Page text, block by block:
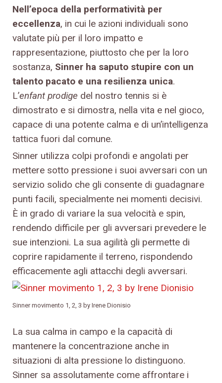
Nell’epoca della performatività per
eccellenza, in cui le azioni individuali sono
valutate più per il loro impatto e
rappresentazione, piuttosto che per la loro
sostanza, Sinner ha saputo stupire con un
talento pacato e una resilienza unica.
L’enfant prodige del nostro tennis si è
dimostrato e si dimostra, nella vita e nel gioco,
capace di una potente calma e di un’intelligenza
tattica fuori dal comune.
Sinner utilizza colpi profondi e angolati per
mettere sotto pressione i suoi avversari con un
servizio solido che gli consente di guadagnare
punti facili, specialmente nei momenti decisivi.
È in grado di variare la sua velocità e spin,
rendendo difficile per gli avversari prevedere le
sue intenzioni. La sua agilità gli permette di
coprire rapidamente il terreno, rispondendo
efficacemente agli attacchi degli avversari.
Sinner movimento 1, 2, 3 by Irene Dionisio
La sua calma in campo e la capacità di
mantenere la concentrazione anche in
situazioni di alta pressione lo distinguono.
Sinner sa assolutamente come affrontare i